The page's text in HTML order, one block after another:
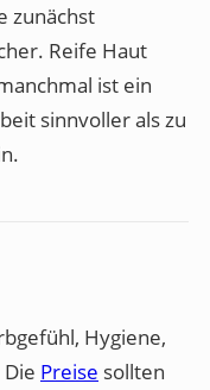
zunächst
Reife Haut
ist ein
sinnvoller als zu
Hygiene,
Preise sollten